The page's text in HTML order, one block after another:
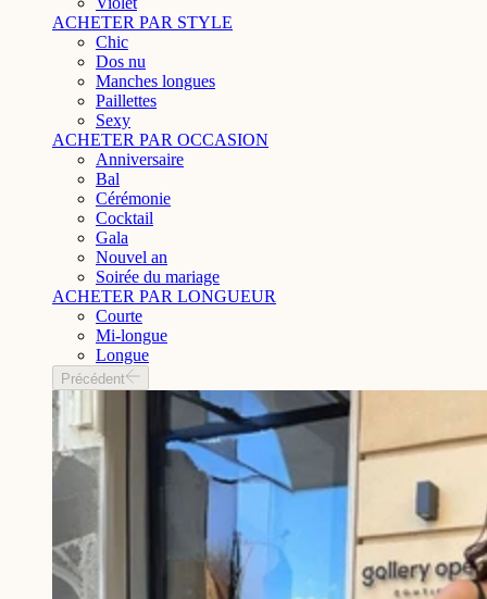
ACHETER PAR STYLE
Chic
Dos nu
Manches longues
Paillettes
Sexy
ACHETER PAR OCCASION
Anniversaire
Bal
Cérémonie
Cocktail
Gala
Nouvel an
Soirée du mariage
ACHETER PAR LONGUEUR
Courte
Mi-longue
Longue
Précédent